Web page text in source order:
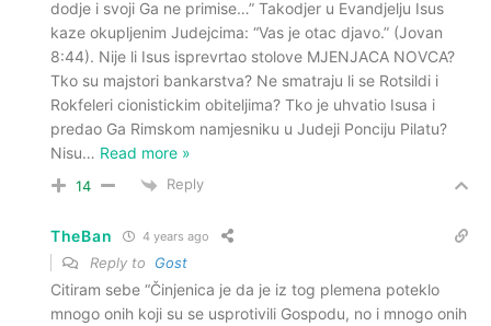
dodje i svoji Ga ne primise…” Takodjer u Evandjelju Isus
kaze okupljenim Judejcima: “Vas je otac djavo.” (Jovan
8:44). Nije li Isus isprevrtao stolove MJENJACA NOVCA?
Tko su majstori bankarstva? Ne smatraju li se Rotsildi i
Rokfeleri cionistickim obiteljima? Tko je uhvatio Isusa i
predao Ga Rimskom namjesniku u Judeji Ponciju Pilatu?
Nisu… Read more »
14 Reply
TheBan 4 years ago
Reply to Gost
Citiram sebe “Činjenica je da je iz tog plemena poteklo
mnogo onih koji su se usprotivili Gospodu, no i mnogo onih